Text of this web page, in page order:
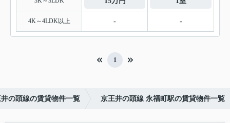
4K～4LDK以上 - -
1
の頭線の賃貸物件一覧 京王井の頭線 永福町駅の賃貸物件一覧